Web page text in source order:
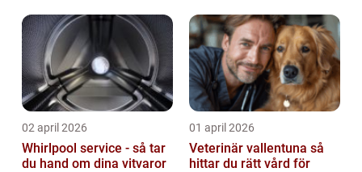
02 april 2026
Whirlpool service - så tar
du hand om dina vitvaror
01 april 2026
Veterinär vallentuna så
hittar du rätt vård för